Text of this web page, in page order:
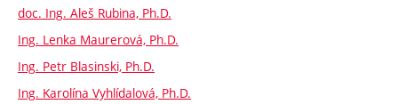
doc. Ing. Aleš Rubina, Ph.D.
Ing. Lenka Maurerová, Ph.D.
Ing. Petr Blasinski, Ph.D.
Ing. Karolína Vyhlídalová, Ph.D.